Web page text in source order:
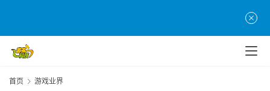
首页 游戏业界